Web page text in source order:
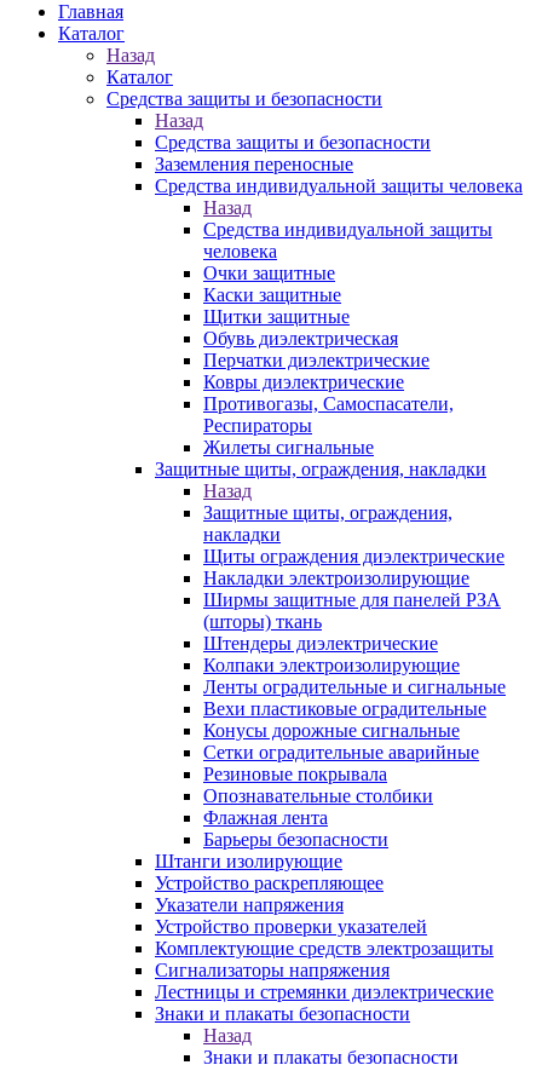
Главная
Каталог
Назад
Каталог
Средства защиты и безопасности
Назад
Средства защиты и безопасности
Заземления переносные
Средства индивидуальной защиты человека
Назад
Средства индивидуальной защиты
человека
Очки защитные
Каски защитные
Щитки защитные
Обувь диэлектрическая
Перчатки диэлектрические
Ковры диэлектрические
Противогазы, Самоспасатели,
Респираторы
Жилеты сигнальные
Защитные щиты, ограждения, накладки
Назад
Защитные щиты, ограждения,
накладки
Щиты ограждения диэлектрические
Накладки электроизолирующие
Ширмы защитные для панелей РЗА
(шторы) ткань
Штендеры диэлектрические
Колпаки электроизолирующие
Ленты оградительные и сигнальные
Вехи пластиковые оградительные
Конусы дорожные сигнальные
Сетки оградительные аварийные
Резиновые покрывала
Опознавательные столбики
Флажная лента
Барьеры безопасности
Штанги изолирующие
Устройство раскрепляющее
Указатели напряжения
Устройство проверки указателей
Комплектующие средств электрозащиты
Сигнализаторы напряжения
Лестницы и стремянки диэлектрические
Знаки и плакаты безопасности
Назад
Знаки и плакаты безопасности